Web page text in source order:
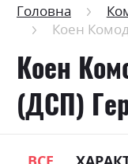
Головна
Коен
Коен
(ДСП)